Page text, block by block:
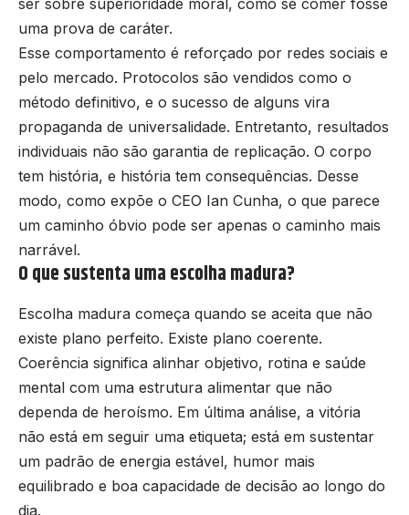
ser sobre superioridade moral, como se comer fosse
uma prova de caráter.
Esse comportamento é reforçado por redes sociais e
pelo mercado. Protocolos são vendidos como o
método definitivo, e o sucesso de alguns vira
propaganda de universalidade. Entretanto, resultados
individuais não são garantia de replicação. O corpo
tem história, e história tem consequências. Desse
modo, como expõe o CEO Ian Cunha, o que parece
um caminho óbvio pode ser apenas o caminho mais
narrável.
O que sustenta uma escolha madura?
Escolha madura começa quando se aceita que não
existe plano perfeito. Existe plano coerente.
Coerência significa alinhar objetivo, rotina e saúde
mental com uma estrutura alimentar que não
dependa de heroísmo. Em última análise, a vitória
não está em seguir uma etiqueta; está em sustentar
um padrão de energia estável, humor mais
equilibrado e boa capacidade de decisão ao longo do
dia.